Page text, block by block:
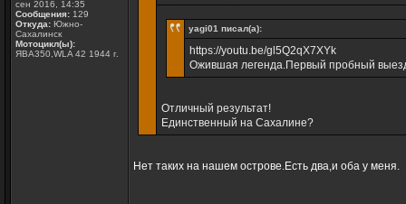
сен 2016, 14:35
Сообщения: 129
Откуда: Южно-
Сахалинск
Мотоцикл(ы):
ЯВА350,WLA 42 1944 г.
yagi01 писал(а):
https://youtu.be/gl5Q2qX7XYk
Ожившая легенда.Первый пробный
Отличный результат!
Единственный на Сахалине?
Нет таких на нашем острове.Есть два,и оба у меня.